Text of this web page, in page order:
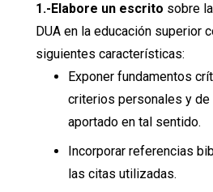
1.-Elabore un escrito sobre
DUA en la educación superior
siguientes características:
Exponer fundamentos
criterios personales y de
aportado en tal sentido.
Incorporar referencias
las citas utilizadas.